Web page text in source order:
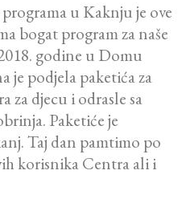
u Kaknju je ove
bogat program za naše
godine u Domu
podjela paketića za
za djecu i odrasle sa
Paketiće je
Taj dan pamtimo po
korisnika Centra ali i